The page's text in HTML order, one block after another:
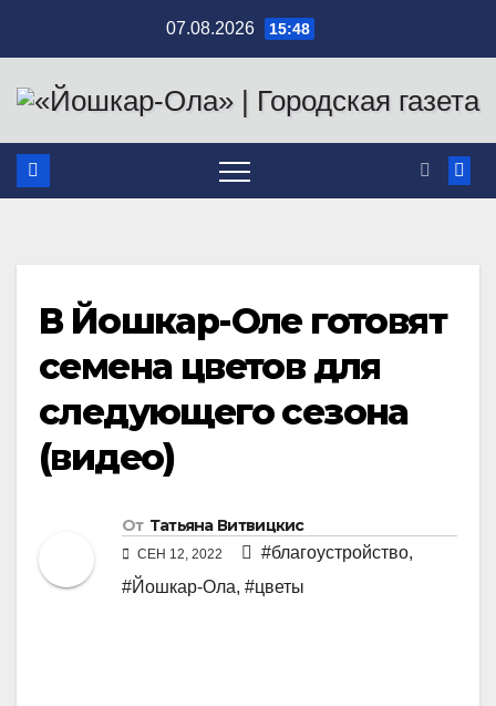
содержимому
07.08.2026 15:48
В Йошкар-Оле готовят
семена цветов для
следующего сезона
(видео)
От Татьяна Витвицкис
СЕН 12, 2022 #благоустройство,
#Йошкар-Ола, #цветы